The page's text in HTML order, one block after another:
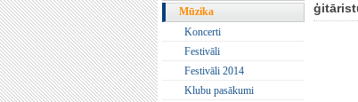
Mūzika
Koncerti
Festivāli
Festivāli 2014
Klubu pasākumi